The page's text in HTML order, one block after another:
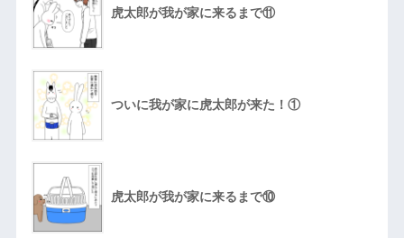
虎太郎が我が家に来るまで⑪
ついに我が家に虎太郎が来た！①
虎太郎が我が家に来るまで⑩